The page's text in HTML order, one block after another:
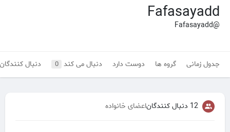
Fafasayadd
@Fafasayadd
جدول زمانی گروه ها دوست دارد دنبال می کند 0 دنبال
12 دنبال کنندگان اعضای خانواده